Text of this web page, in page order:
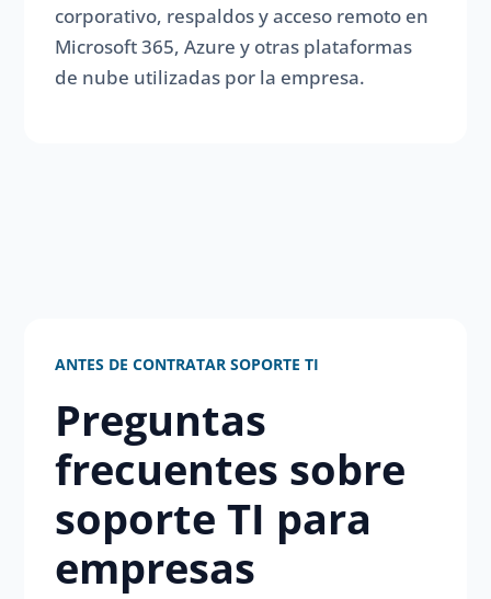
corporativo, respaldos y acceso remoto en
Microsoft 365, Azure y otras plataformas
de nube utilizadas por la empresa.
ANTES DE CONTRATAR SOPORTE TI
Preguntas
frecuentes sobre
soporte TI para
empresas